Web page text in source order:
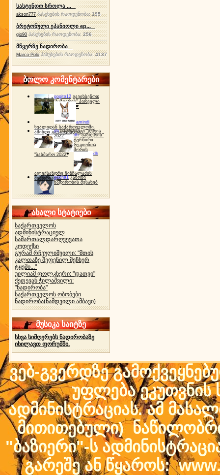
სასტენდო სროლა ...
akson777 პასუხების რაოდენობა:195
ბრეტონული ეპანიოლი ep...
gio90 პასუხების რაოდენობა:256
მწყერზე ნადირობა
Marco-Polo პასუხების რაოდენობა:4137
ბოლო კომენტარები
gogita12 გავიხსენოთ
"ბაზიერის" პირველი
ტურნირი ❤
amindi
ხვალიდან საქართველოში
ამინდი გაუარესდება
dh სპორტინგი "გურია
2022"
dh "ბაზიერის"
ტურნირი
რეგიონთა
შორის
"ბახმარო 2022"
dh
ალექსანდრე ჩინჩალაძის
მემორიალიgocha1 კანონი
ნადირობის შესახებ
ახალი სტატიები
საქართველოს
ადმინისტრაციულ
სამართალდარღვევათა
კოდექსი
გურამ რჩეულიშვილი: "მთის
კალთაზე შეფენილ მეჩხერ
ტყეში..."
უილიამ ფოლკნერი: "დათვი"
ქეთევან ჭილაშვილი:
"ნადირობა"
საქართველოს ობობები
ნადირობა(ნამდვილი ამბავი)
მუსიკა საიტზე
სხვა სიმღერებს ნადირობაზე
იხილავთ ფორუმში.
ვებ-გვერდზე
უფლება ეკუთვნის
ადმინისტრაციას. ამ
მითითებული)
"ბაზიერი"-ს
გარეშე ან წყაროს: